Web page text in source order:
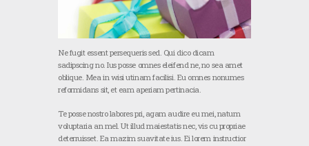
Ne fugit essent persequeris sed. Qui dico dicam
sadipscing no. Ius posse omnes eleifend ne, no sea amet
oblique. Mea in wisi utinam facilisi. Eu omnes nonumes
reformidans sit, et eam aperiam pertinacia.
Te posse nostro labores pri, agam audire eu mei, natum
voluptaria an mel. Ut illud maiestatis nec, vis cu propriae
deterruisset. Ea mazim suavitate ius. Ei lorem instructior